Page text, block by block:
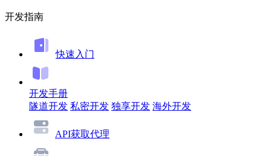
开发指南
快速入门
开发手册
隧道开发 私密开发 独享开发 海外开发
API获取代理